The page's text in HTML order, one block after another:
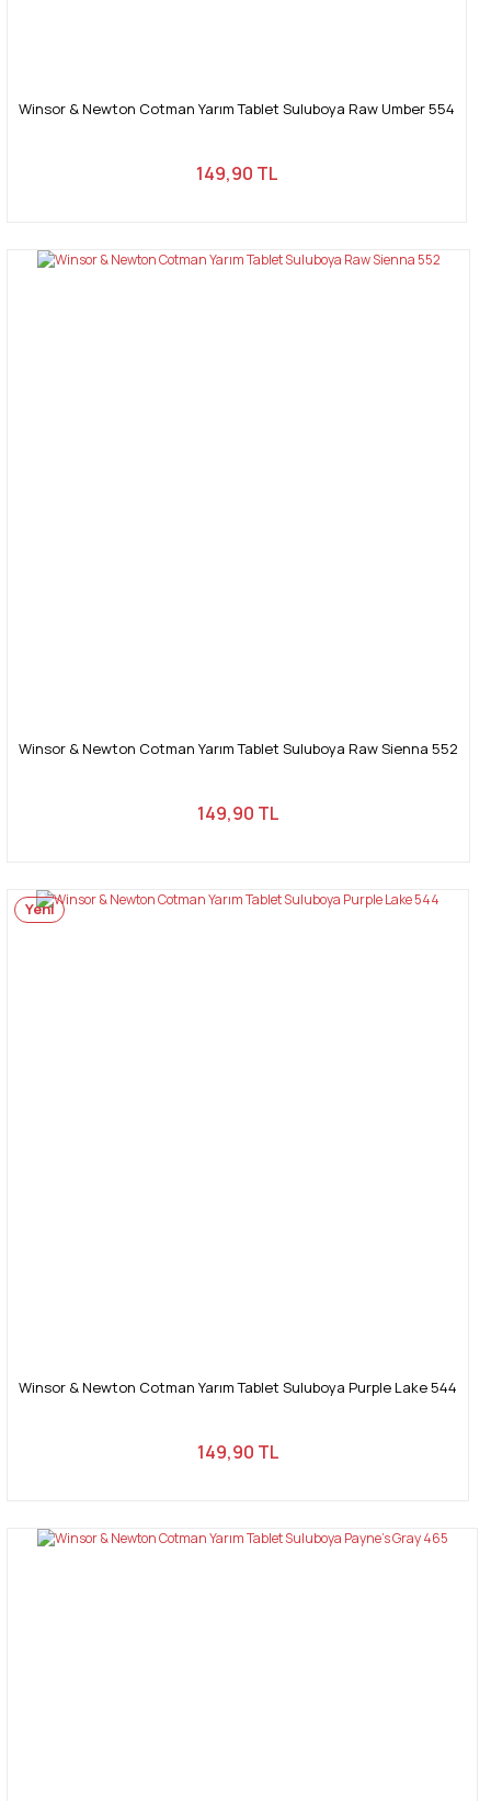
Winsor & Newton Cotman Yarım Tablet Suluboya Raw Umber 554
149,90 TL
Winsor & Newton Cotman Yarım Tablet Suluboya Raw Sienna 552
149,90 TL
Yeni
Winsor & Newton Cotman Yarım Tablet Suluboya Purple Lake 544
149,90 TL